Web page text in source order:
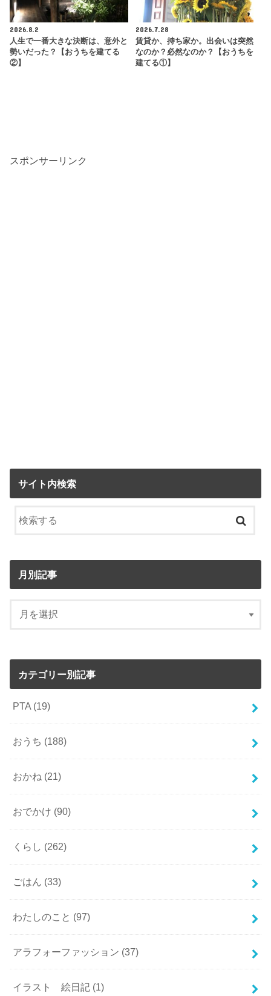
2026.8.2
人生で一番大きな決断は、意外と
勢いだった？【おうちを建てる
②】
2026.7.28
賃貸か、持ち家か。出会いは突然
なのか？必然なのか？【おうちを
建てる①】
スポンサーリンク
サイト内検索
月別記事
カテゴリー別記事
PTA (19)
おうち (188)
おかね (21)
おでかけ (90)
くらし (262)
ごはん (33)
わたしのこと (97)
アラフォーファッション (37)
イラスト 絵日記 (1)